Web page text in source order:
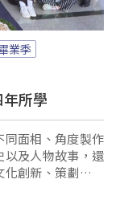
業季
所學
同面相、角度製作
以及人物故事，還
創新、策劃甚至
許多長輩和部落
群文化的熱忱。